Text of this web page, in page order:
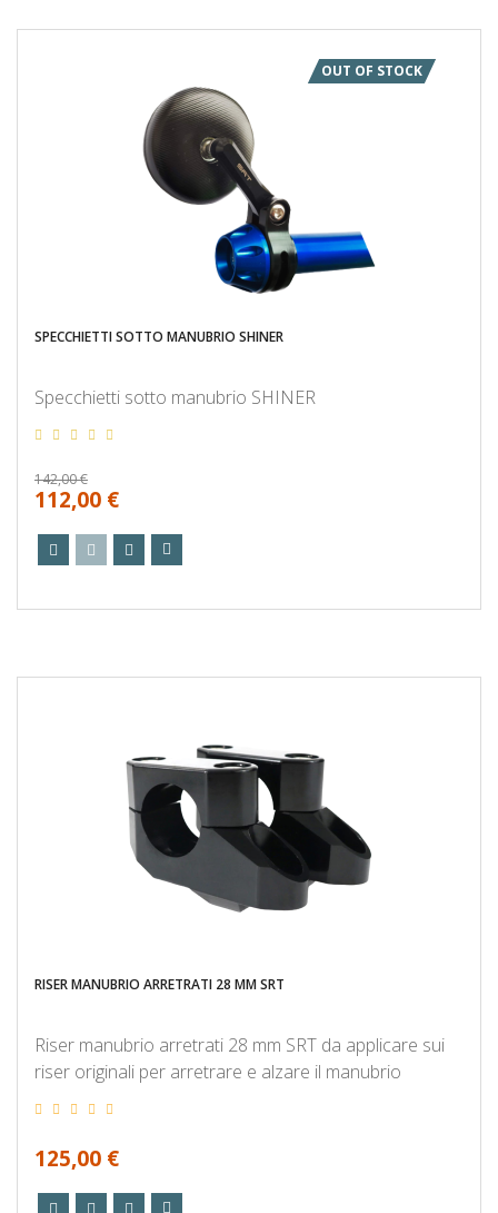
OUT OF STOCK
SPECCHIETTI SOTTO MANUBRIO SHINER
Specchietti sotto manubrio SHINER
142,00 €
112,00 €
RISER MANUBRIO ARRETRATI 28 MM SRT
Riser manubrio arretrati 28 mm SRT da applicare sui
riser originali per arretrare e alzare il manubrio
125,00 €